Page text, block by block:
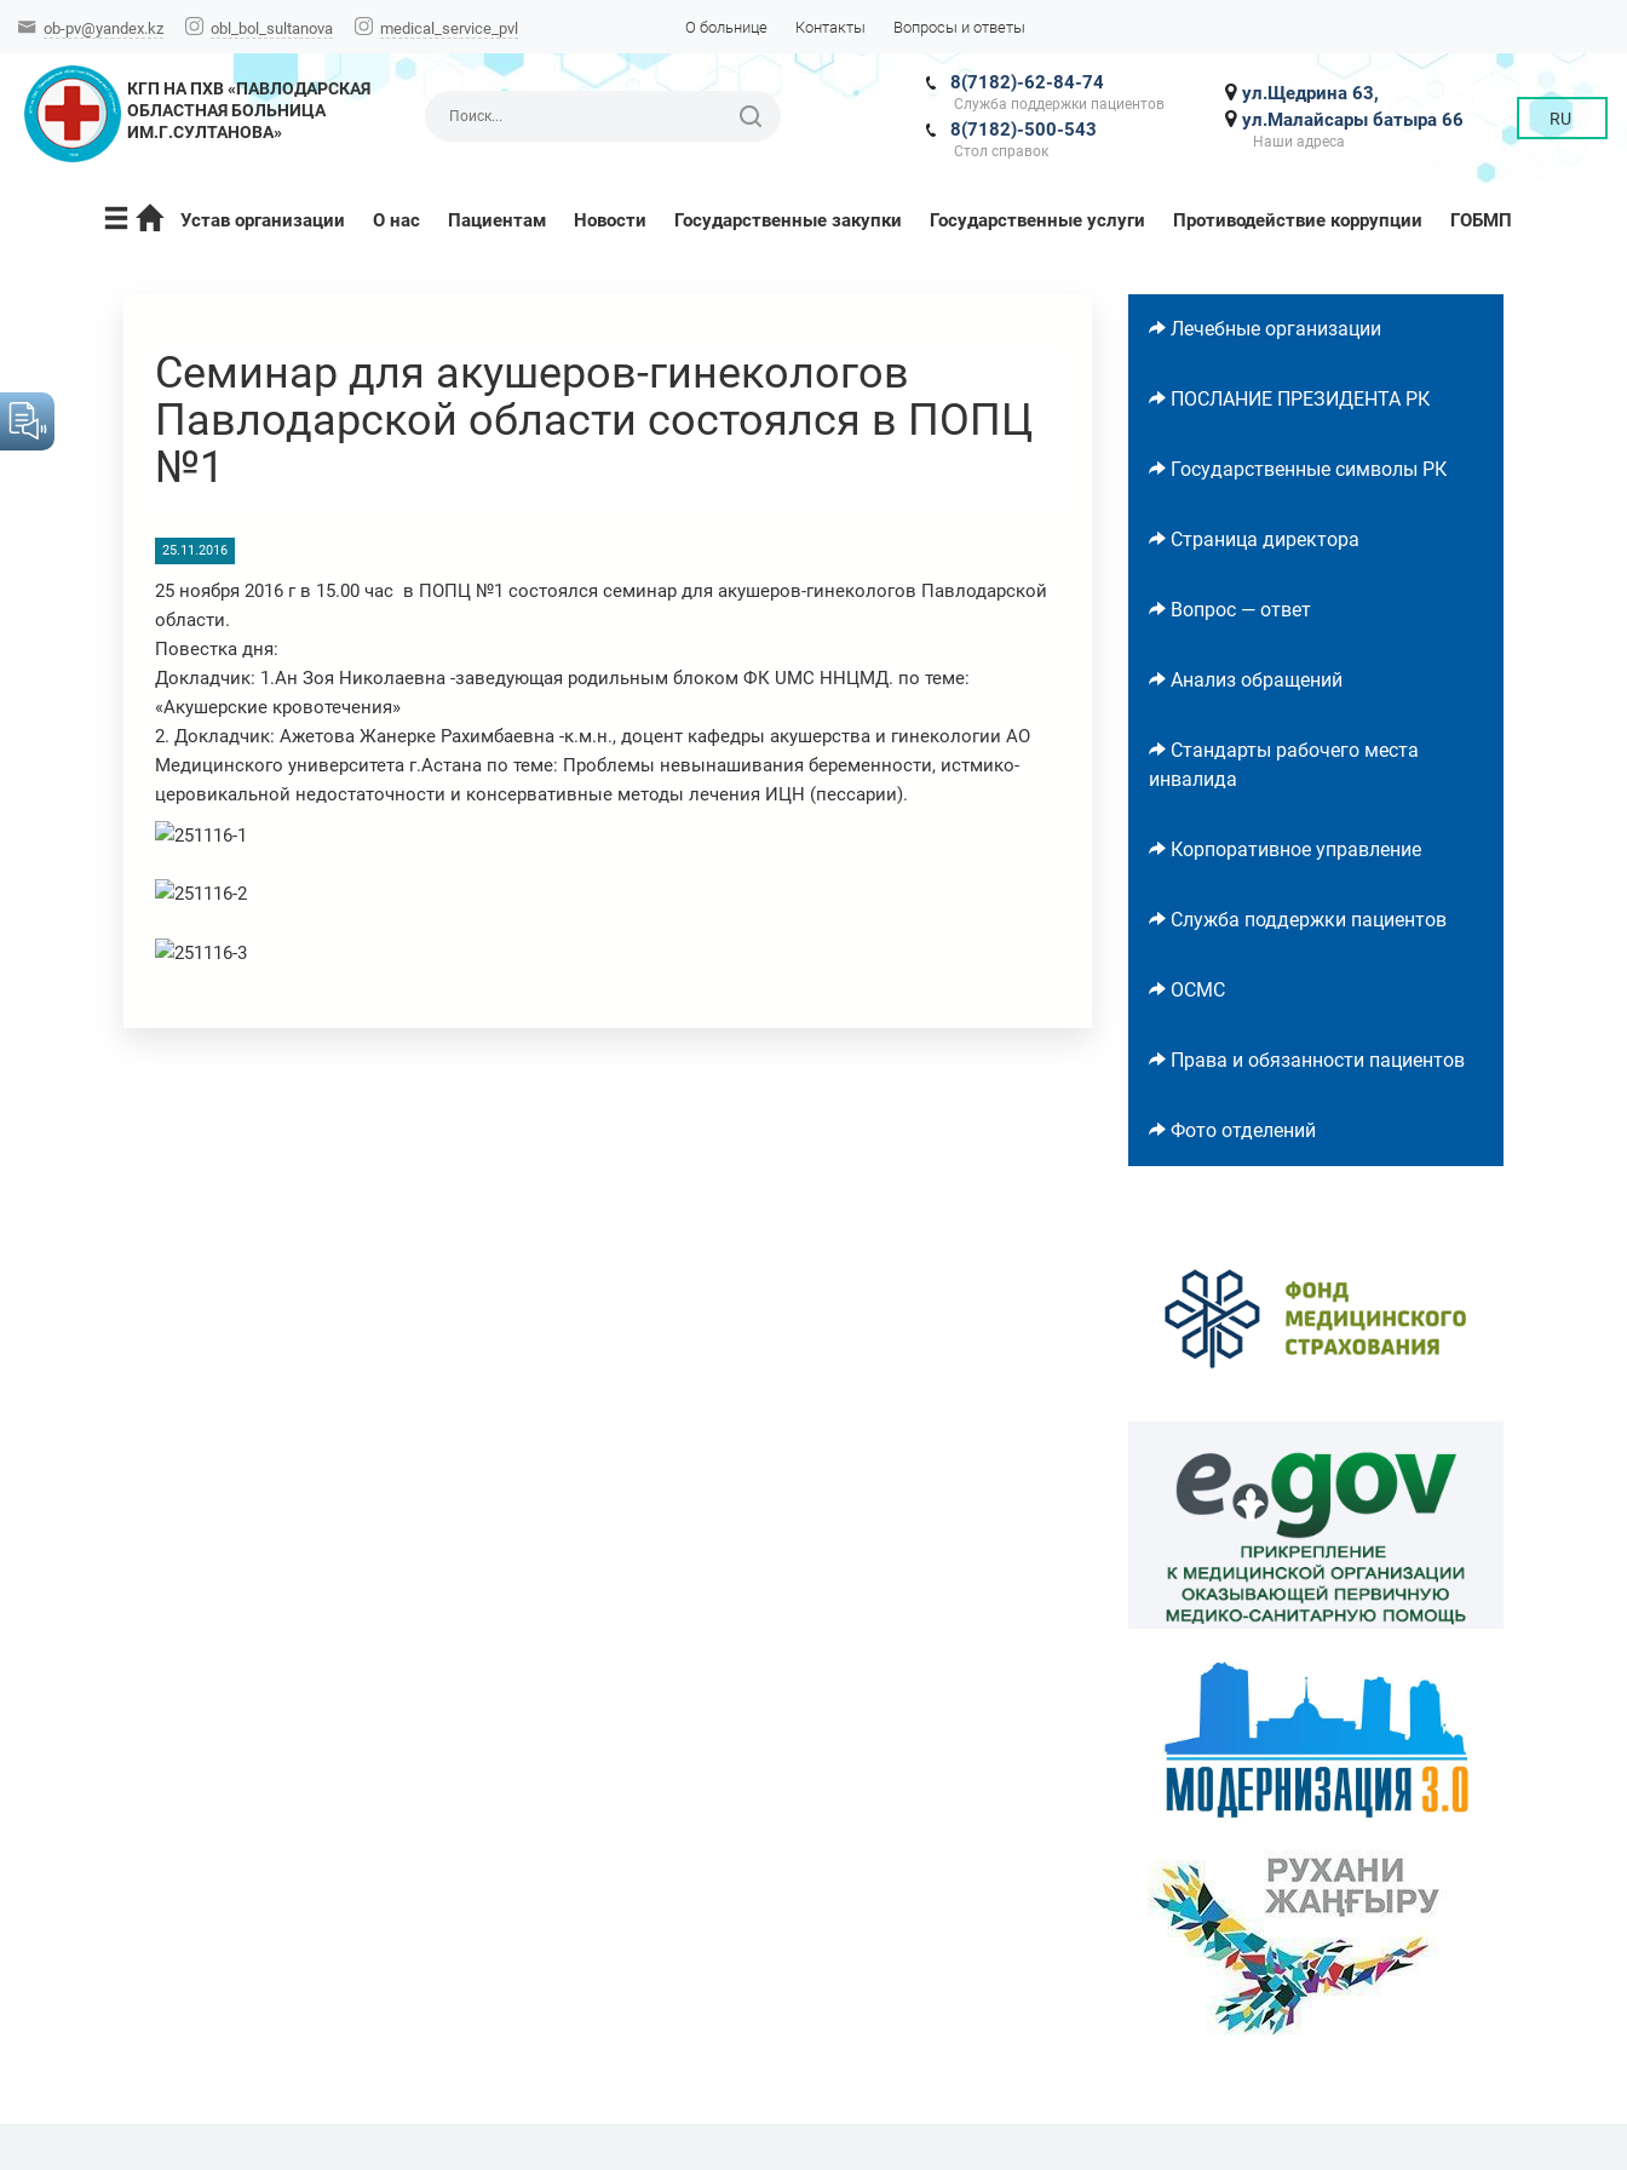
ob-pv@yandex.kz obl_bol_sultanova medical_service_pvl О больнице Контакты Вопросы и ответы
КГП НА ПХВ «ПАВЛОДАРСКАЯ
ОБЛАСТНАЯ БОЛЬНИЦА
ИМ.Г.СУЛТАНОВА»
RU
ул.Щедрина 63,
ул.Малайсары батыра 66
Наши адреса
8(7182)-62-84-74
Служба поддержки пациентов
8(7182)-500-543
Стол справок
Устав организации О нас Пациентам Новости Государственные закупки Государственные услуги Противодействие коррупции ГОБМП
Семинар для акушеров-гинекологов
Павлодарской области состоялся в ПОПЦ
№1
25.11.2016
25 ноября 2016 г в 15.00 час в ПОПЦ №1 состоялся семинар для акушеров-гинекологов Павлодарской
области.
Повестка дня:
Докладчик: 1.Ан Зоя Николаевна -заведующая родильным блоком ФК UMC ННЦМД. по теме:
«Акушерские кровотечения»
2. Докладчик: Ажетова Жанерке Рахимбаевна -к.м.н., доцент кафедры акушерства и гинекологии АО
Медицинского университета г.Астана по теме: Проблемы невынашивания беременности, истмико-
церовикальной недостаточности и консервативные методы лечения ИЦН (пессарии).
Лечебные организации
ПОСЛАНИЕ ПРЕЗИДЕНТА РК
Государственные символы РК
Страница директора
Вопрос — ответ
Анализ обращений
Стандарты рабочего места
инвалида
Корпоративное управление
Служба поддержки пациентов
ОСМС
Права и обязанности пациентов
Фото отделений